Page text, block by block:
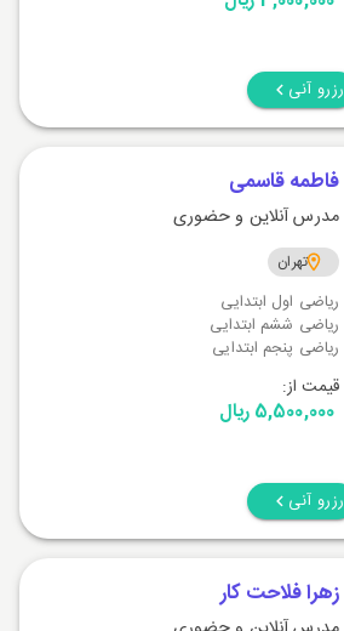
رزرو آنی
فاطمه قاسمی
مدرس آنلاین و حضوری
تهران
ریاضی اول ابتدایی
ریاضی ششم ابتدایی
ریاضی پنجم ابتدایی
قیمت از:
5,500,000 ریال
رزرو آنی
زهرا فلاحت کار